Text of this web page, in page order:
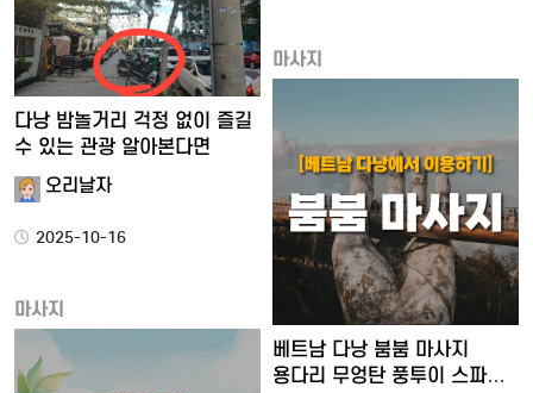
다낭 밤놀거리 걱정 없이 즐길
수 있는 관광 알아본다면
오리날자
2025-10-16
마사지
베트남 다낭 붐붐 마사지
용다리 무엉탄 풍투이 스파
마사지